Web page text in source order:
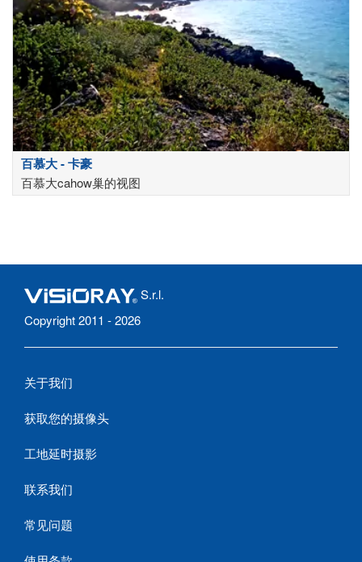
百慕大 - 卡豪
百慕大cahow巢的视图
S.r.l.
Copyright 2011 - 2026
关于我们
获取您的摄像头
工地延时摄影
联系我们
常见问题